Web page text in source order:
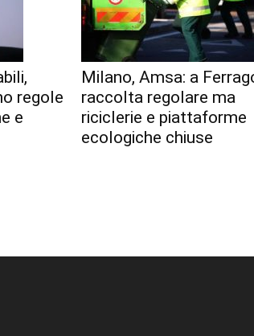
regole
e
Milano, Amsa: a
raccolta regolare ma
riciclerie e piattaforme
ecologiche chiuse